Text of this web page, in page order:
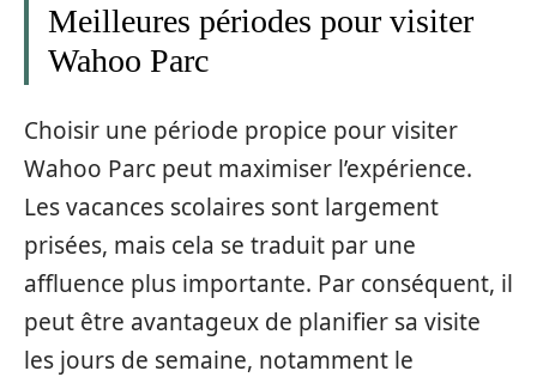
Meilleures périodes pour visiter
Wahoo Parc
Choisir une période propice pour visiter
Wahoo Parc peut maximiser l’expérience.
Les vacances scolaires sont largement
prisées, mais cela se traduit par une
affluence plus importante. Par conséquent, il
peut être avantageux de planifier sa visite
les jours de semaine, notamment le